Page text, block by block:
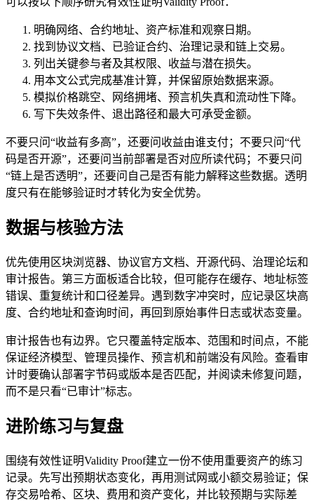
明确网络、合约地址、资产标准和观察日期。
找到协议文档、已验证合约、治理记录和链上交易。
列出关键参与者及其权限、收益与潜在损失。
用本文公式完成基准计算，并保留原始数据来源。
模拟价格跳空、网络拥堵、预言机失真和流动性下降。
写下失效条件、退出路径和最大可承受金额。
不要只问“收益有多高”，还要问收益由谁支付；不要只问“代
码是否开源”，还要问当前部署是否对应所读代码；不要只问
“链上是否透明”，还要问自己是否有能力解释这些数据。透明
度只有在能够验证时才转化为安全优势。
数据与核验方法
优先使用区块浏览器、协议官方文档、开源代码、治理论坛和
审计报告。第三方面板适合比较，但可能存在缓存、地址标签
错误、重复统计和口径差异。遇到数字冲突时，应记录区块高
度、合约地址和查询时间，再回到原始事件日志或状态变量。
审计报告也有边界。它只覆盖特定版本、范围和时间点，不能
保证经济模型、管理员操作、预言机和前端没有风险。查看审
计时要确认部署字节码或版本是否匹配，并阅读未修复问题，
而不是只看“已审计”标志。
进阶练习与复盘
围绕有效性证明Validity Proof建立一份不使用重要资产的练习
记录。先写出预期状态变化，再用测试网或小额交易验证；保
存交易哈希、区块、费用和资产变化，并比较预期与实际差